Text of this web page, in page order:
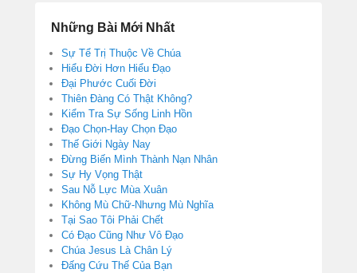
Những Bài Mới Nhất
Sự Tể Trị Thuộc Về Chúa
Hiểu Đời Hơn Hiểu Đạo
Đại Phước Cuối Đời
Thiên Đàng Có Thật Không?
Kiểm Tra Sự Sống Linh Hồn
Đạo Chọn-Hay Chọn Đạo
Thế Giới Ngày Nay
Đừng Biến Mình Thành Nạn Nhân
Sự Hy Vọng Thật
Sau Nỗ Lực Mùa Xuân
Không Mù Chữ-Nhưng Mù Nghĩa
Tại Sao Tôi Phải Chết
Có Đạo Cũng Như Vô Đạo
Chúa Jesus Là Chân Lý
Đấng Cứu Thế Của Bạn